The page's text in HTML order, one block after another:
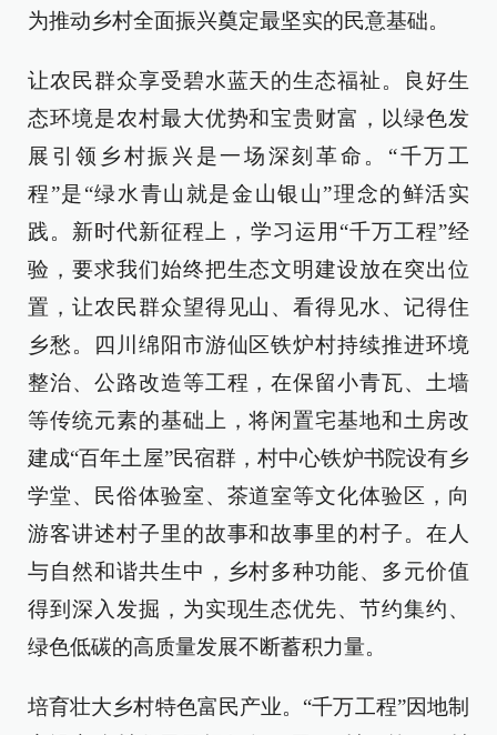
为推动乡村全面振兴奠定最坚实的民意基础。
让农民群众享受碧水蓝天的生态福祉。良好生
态环境是农村最大优势和宝贵财富，以绿色发
展引领乡村振兴是一场深刻革命。“千万工
程”是“绿水青山就是金山银山”理念的鲜活实
践。新时代新征程上，学习运用“千万工程”经
验，要求我们始终把生态文明建设放在突出位
置，让农民群众望得见山、看得见水、记得住
乡愁。四川绵阳市游仙区铁炉村持续推进环境
整治、公路改造等工程，在保留小青瓦、土墙
等传统元素的基础上，将闲置宅基地和土房改
建成“百年土屋”民宿群，村中心铁炉书院设有乡
学堂、民俗体验室、茶道室等文化体验区，向
游客讲述村子里的故事和故事里的村子。在人
与自然和谐共生中，乡村多种功能、多元价值
得到深入发掘，为实现生态优先、节约集约、
绿色低碳的高质量发展不断蓄积力量。
培育壮大乡村特色富民产业。“千万工程”因地制